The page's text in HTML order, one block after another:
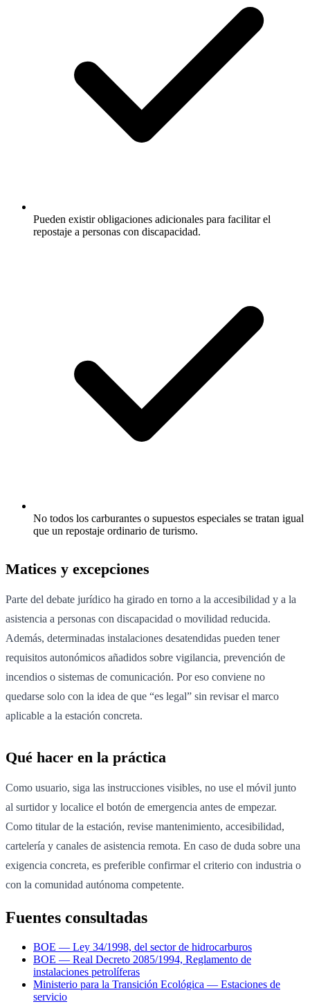
Pueden existir obligaciones adicionales para facilitar el
repostaje a personas con discapacidad.
No todos los carburantes o supuestos especiales se tratan igual
que un repostaje ordinario de turismo.
Matices y excepciones
Parte del debate jurídico ha girado en torno a la accesibilidad y a la
asistencia a personas con discapacidad o movilidad reducida.
Además, determinadas instalaciones desatendidas pueden tener
requisitos autonómicos añadidos sobre vigilancia, prevención de
incendios o sistemas de comunicación. Por eso conviene no
quedarse solo con la idea de que “es legal” sin revisar el marco
aplicable a la estación concreta.
Qué hacer en la práctica
Como usuario, siga las instrucciones visibles, no use el móvil junto
al surtidor y localice el botón de emergencia antes de empezar.
Como titular de la estación, revise mantenimiento, accesibilidad,
cartelería y canales de asistencia remota. En caso de duda sobre una
exigencia concreta, es preferible confirmar el criterio con industria o
con la comunidad autónoma competente.
Fuentes consultadas
BOE — Ley 34/1998, del sector de hidrocarburos
BOE — Real Decreto 2085/1994, Reglamento de
instalaciones petrolíferas
Ministerio para la Transición Ecológica — Estaciones de
servicio